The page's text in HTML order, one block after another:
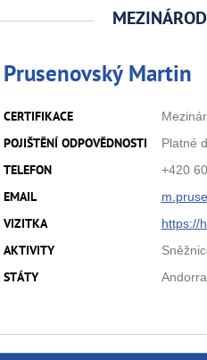
Prusenovský Martin
CERTIFIKACE
POJIŠTĚNÍ ODPOVĚDNOSTI
Platné
TELEFON
+420
EMAIL
VIZITKA
https://
AKTIVITY
STÁTY